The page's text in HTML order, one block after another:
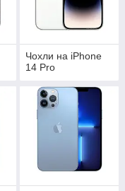
Чохли на iPhone
14 Pro